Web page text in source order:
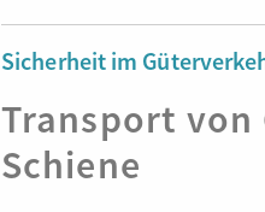
Sicherheit im
Transport
Schiene